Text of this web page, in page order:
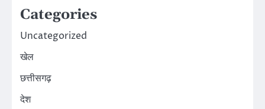
Categories
Uncategorized
खेल
छत्तीसगढ़
देश